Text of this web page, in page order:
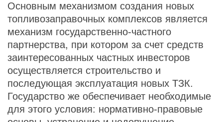
Основным механизмом создания новых
топливозаправочных комплексов является
механизм государственно-частного
партнерства, при котором за счет средств
заинтересованных частных инвесторов
осуществляется строительство и
последующая эксплуатация новых ТЗК.
Государство же обеспечивает необходимые
для этого условия: нормативно-правовые